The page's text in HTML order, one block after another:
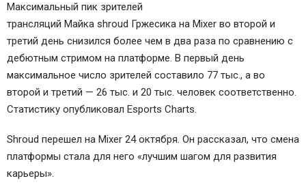
Максимальный пик зрителей
трансляций Майка shroud Гржесика на Mixer во второй и
третий день снизился более чем в два раза по сравнению с
дебютным стримом на платформе. В первый день
максимальное число зрителей составило 77 тыс., а во
второй и третий — 26 тыс. и 20 тыс. человек соответственно.
Статистику опубликовал Esports Charts.
Shroud перешел на Mixer 24 октября. Он рассказал, что смена
платформы стала для него «лучшим шагом для развития
карьеры».